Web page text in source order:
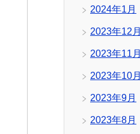
2024年1月
2023年12月
2023年11月
2023年10月
2023年9月
2023年8月